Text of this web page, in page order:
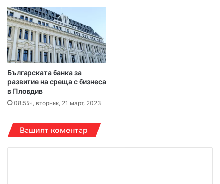
Българската банка за
развитие на среща с бизнеса
в Пловдив
08:55ч, вторник, 21 март, 2023
Вашият коментар